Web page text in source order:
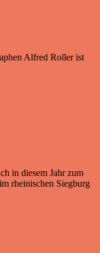
Alfred Roller ist
in diesem Jahr zum
rheinischen Siegburg